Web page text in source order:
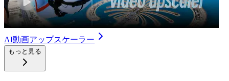
AI動画アップスケーラー
もっと見る